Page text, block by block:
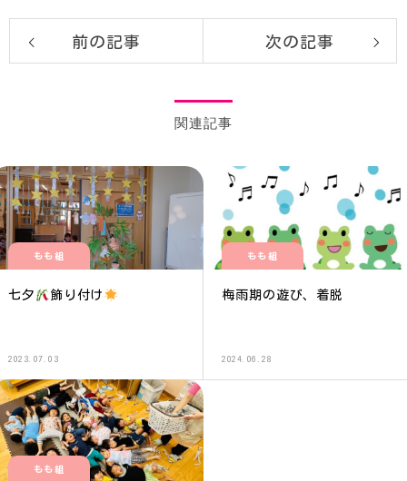
前の記事 次の記事
関連記事
もも組
七夕 飾り付け
2023.07.03
もも組
梅雨期の遊び、着脱
2024.06.28
もも組